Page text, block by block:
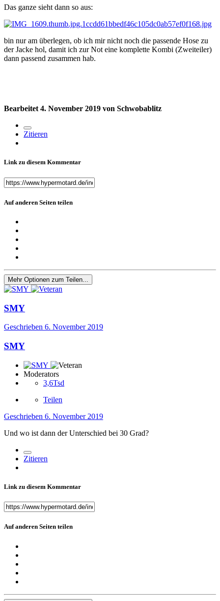
Das ganze sieht dann so aus:
bin nur am überlegen, ob ich mir nicht noch die passende Hose zu
der Jacke hol, damit ich zur Not eine komplette Kombi (Zweiteiler)
dann passend zusammen hab.
Bearbeitet 4. November 2019 von Schwobablitz
Zitieren
Link zu diesem Kommentar
Auf anderen Seiten teilen
Mehr Optionen zum Teilen...
SMY
Geschrieben 6. November 2019
SMY
Moderators
3,6Tsd
Teilen
Geschrieben 6. November 2019
Und wo ist dann der Unterschied bei 30 Grad?
Zitieren
Link zu diesem Kommentar
Auf anderen Seiten teilen